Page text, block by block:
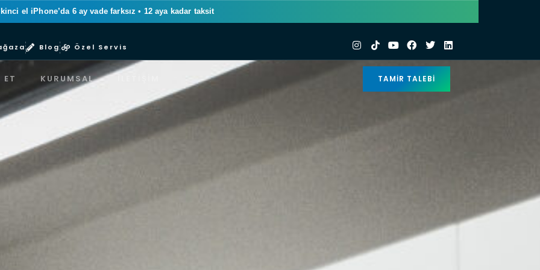
el iPhone’da 6 ay vade farksız • 12 aya kadar taksit
Blog Özel Servis
KURUMSAL TAMIR TALEBI